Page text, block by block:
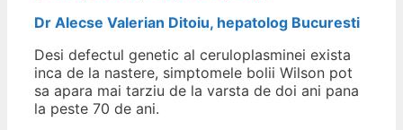
Dr Alecse Valerian Ditoiu, hepatolog Bucuresti
Desi defectul genetic al ceruloplasminei exista
inca de la nastere, simptomele bolii Wilson pot
sa apara mai tarziu de la varsta de doi ani pana
la peste 70 de ani.